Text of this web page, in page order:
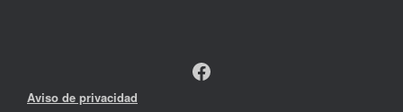
Facebook
Aviso de privacidad